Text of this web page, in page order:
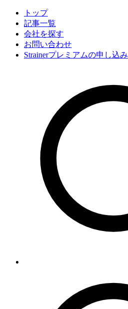
トップ
記事一覧
会社を探す
お問い合わせ
Strainerプレミアムの申し込み